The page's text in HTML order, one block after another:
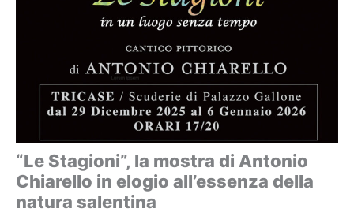
“Le Stagioni”, la mostra di Antonio
Chiarello in elogio all’essenza della
natura salentina